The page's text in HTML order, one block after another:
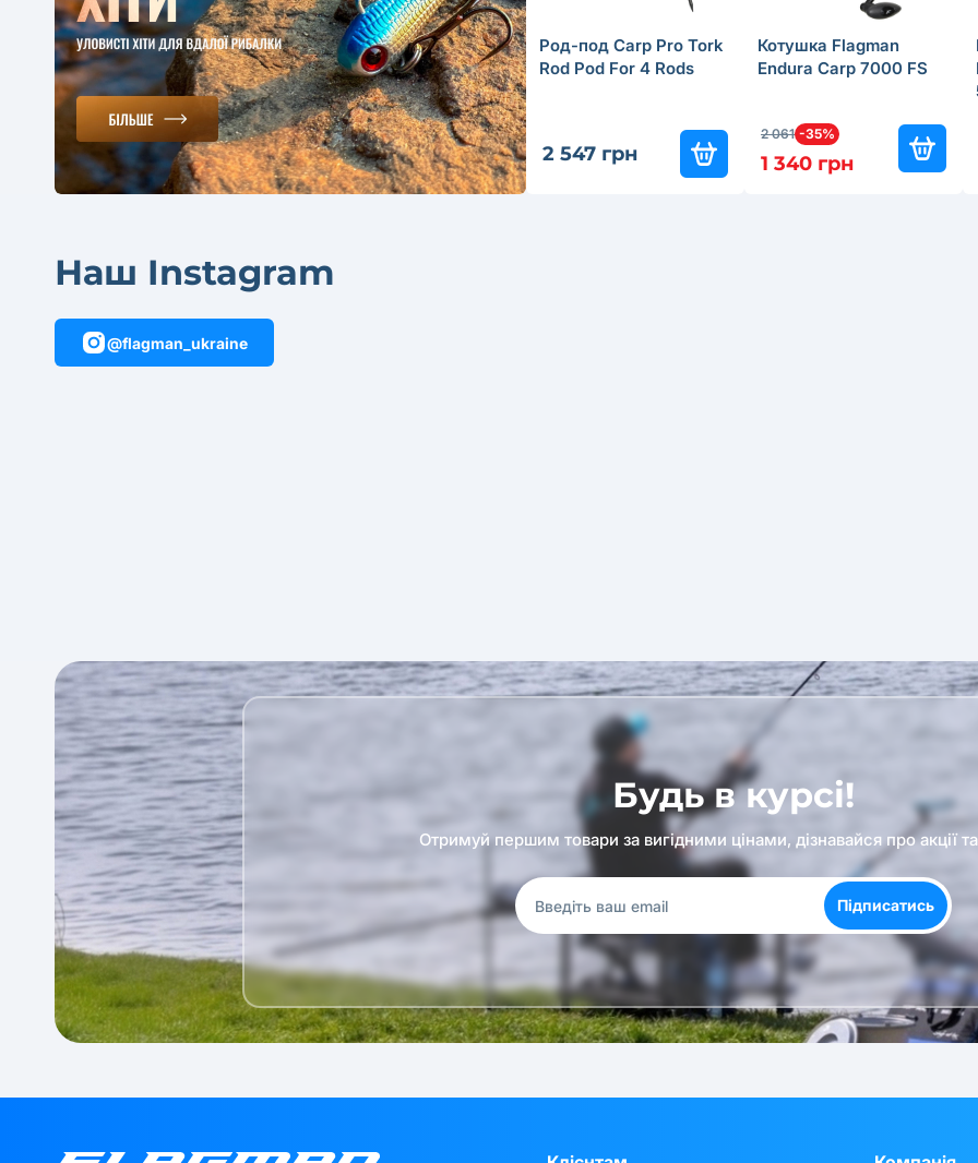
Род-под Carp Pro Tork
Rod Pod For 4 Rods
2 547 грн
Котушка Flagman
Endura Carp 7000 FS
2 061 -35%
1 340 грн
Наш Instagram
@flagman_ukraine
Будь в курсі!
Отримуй першим товари за вигідними цінами, дізнавайся про акції
Підписатись